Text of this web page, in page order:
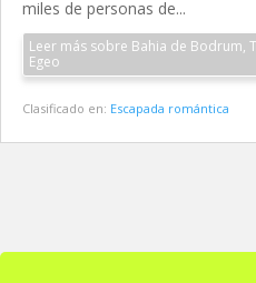
miles de personas de...
Leer más sobre Bahia de Bodrum,
Egeo
Clasificado en: Escapada romántica